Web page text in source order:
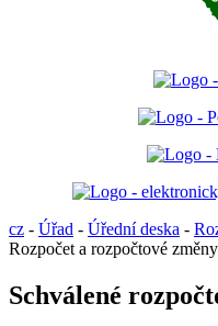
cz - Úřad - Úřední deska -
Rozpočet a rozpočtové změny
Schválené